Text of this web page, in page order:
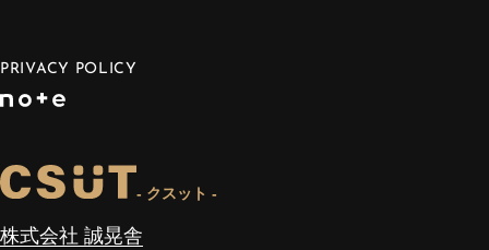
PRIVACY POLICY
- クスット -
株式会社 誠晃舎